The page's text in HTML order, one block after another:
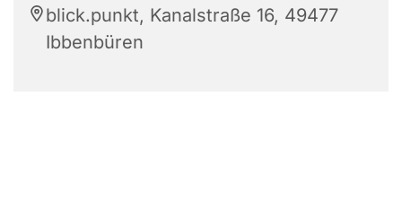
blick.punkt, Kanalstraße 16, 49477
Ibbenbüren